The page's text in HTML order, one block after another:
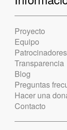
Proyecto
Equipo
Patrocinadores
Transparencia
Blog
Preguntas
Hacer una
Contacto